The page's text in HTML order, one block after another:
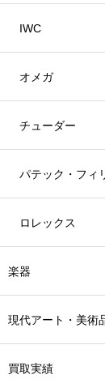
IWC
オメガ
チューダー
パテック・フィ
ロレックス
楽器
現代アート・美術
買取実績